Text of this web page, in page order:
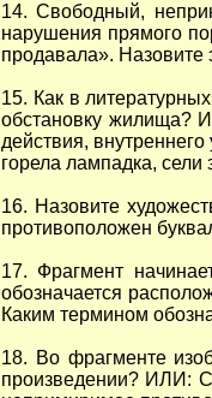
14. Свободный,
нарушения прямого
продавала». Назовите
15. Как в
обстановку жилища?
действия,
горела лампадка,
16. Назовите
противоположен
17. Фрагмент
обозначается
Каким термином
18. Во фрагменте
произведении? ИЛИ: